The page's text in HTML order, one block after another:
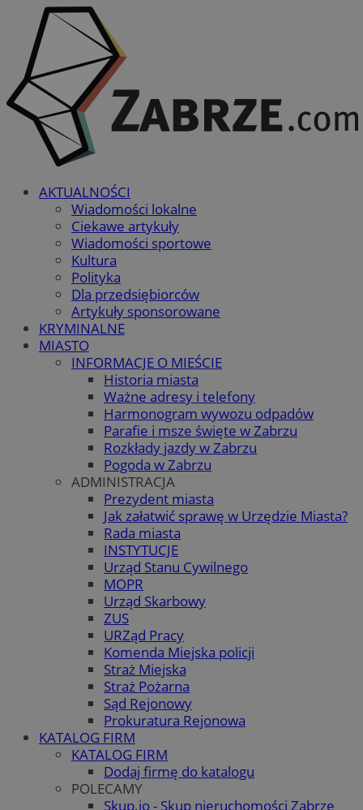
AKTUALNOŚCI
Wiadomości lokalne
Ciekawe artykuły
Wiadomości sportowe
Kultura
Polityka
Dla przedsiębiorców
Artykuły sponsorowane
KRYMINALNE
MIASTO
INFORMACJE O MIEŚCIE
Historia miasta
Ważne adresy i telefony
Harmonogram wywozu odpadów
Parafie i msze święte w Zabrzu
Rozkłady jazdy w Zabrzu
Pogoda w Zabrzu
ADMINISTRACJA
Prezydent miasta
Jak załatwić sprawę w Urzędzie Miasta?
Rada miasta
INSTYTUCJE
Urząd Stanu Cywilnego
MOPR
Urząd Skarbowy
ZUS
URZąd Pracy
Komenda Miejska policji
Straż Miejska
Straż Pożarna
Sąd Rejonowy
Prokuratura Rejonowa
KATALOG FIRM
KATALOG FIRM
Dodaj firmę do katalogu
POLECAMY
Skup.io - Skup nieruchomości Zabrze